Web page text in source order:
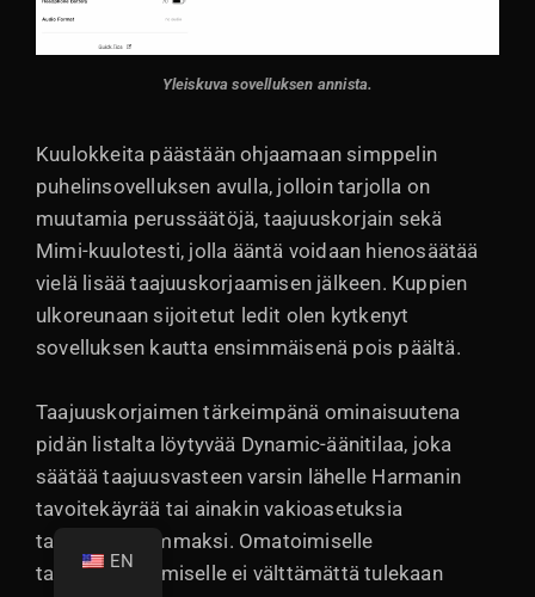
Yleiskuva sovelluksen annista.
Kuulokkeita päästään ohjaamaan simppelin
puhelinsovelluksen avulla, jolloin tarjolla on
muutamia perussäätöjä, taajuuskorjain sekä
Mimi-kuulotesti, jolla ääntä voidaan hienosäätää
vielä lisää taajuuskorjaamisen jälkeen. Kuppien
ulkoreunaan sijoitetut ledit olen kytkenyt
sovelluksen kautta ensimmäisenä pois päältä.
Taajuuskorjaimen tärkeimpänä ominaisuutena
pidän listalta löytyvää Dynamic-äänitilaa, joka
säätää taajuusvasteen varsin lähelle Harmanin
tavoitekäyrää tai ainakin vakioasetuksia
tasapainoisemmaksi. Omatoimiselle
taajuuskorjaamiselle ei välttämättä tulekaan
EN